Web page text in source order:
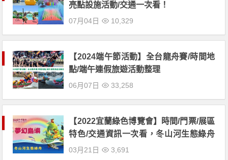
亮點設施活動/交通一次看！
07月04日 10,329
【2024端午節活動】全台龍舟賽/時間地
點/端午連假旅遊活動整理
06月07日 33,258
【2022宜蘭綠色博覽會】時間/門票/展區
特色/交通資訊一次看，冬山河生態綠舟
登場！
03月21日 3,691